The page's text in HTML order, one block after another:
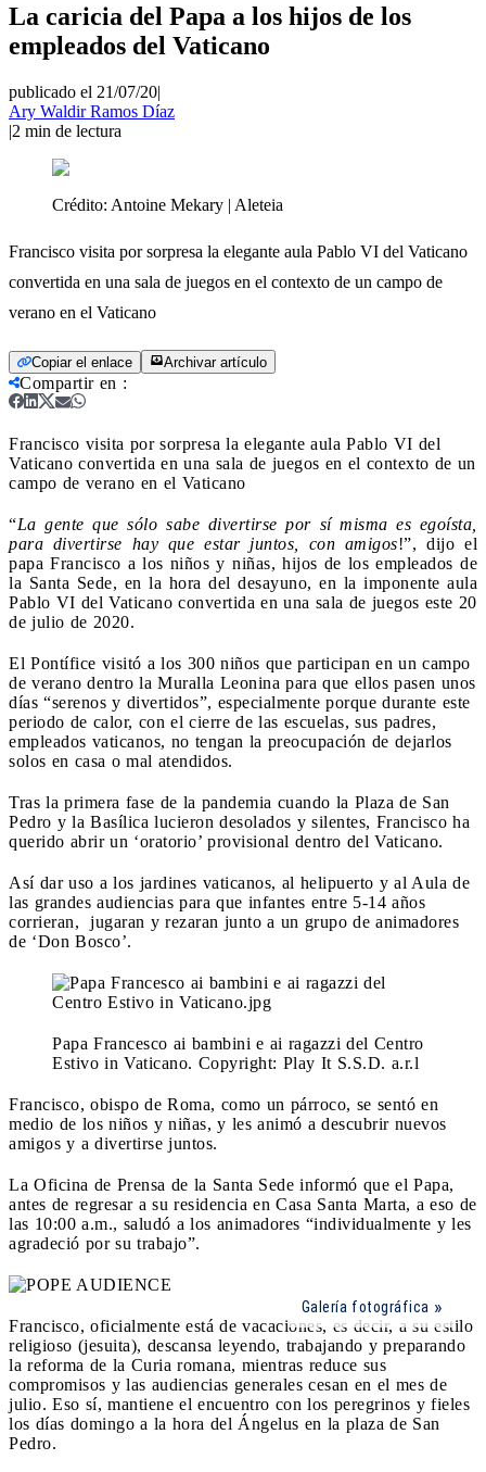
La caricia del Papa a los hijos de los
empleados del Vaticano
publicado el 21/07/20|
Ary Waldir Ramos Díaz
|2 min de lectura
Crédito: Antoine Mekary | Aleteia
Francisco visita por sorpresa la elegante aula Pablo VI del Vaticano
convertida en una sala de juegos en el contexto de un campo de
verano en el Vaticano
Copiar el enlace Archivar artículo
Compartir en :
Francisco visita por sorpresa la elegante aula Pablo VI del
Vaticano convertida en una sala de juegos en el contexto de un
campo de verano en el Vaticano
“La gente que sólo sabe divertirse por sí misma es egoísta,
para divertirse hay que estar juntos, con amigos!”, dijo el
papa Francisco a los niños y niñas, hijos de los empleados de
la Santa Sede, en la hora del desayuno, en la imponente aula
Pablo VI del Vaticano convertida en una sala de juegos este 20
de julio de 2020.
El Pontífice visitó a los 300 niños que participan en un campo
de verano dentro la Muralla Leonina para que ellos pasen unos
días “serenos y divertidos”, especialmente porque durante este
periodo de calor, con el cierre de las escuelas, sus padres,
empleados vaticanos, no tengan la preocupación de dejarlos
solos en casa o mal atendidos.
Tras la primera fase de la pandemia cuando la Plaza de San
Pedro y la Basílica lucieron desolados y silentes, Francisco ha
querido abrir un ‘oratorio’ provisional dentro del Vaticano.
Así dar uso a los jardines vaticanos, al helipuerto y al Aula de
las grandes audiencias para que infantes entre 5-14 años
corrieran, jugaran y rezaran junto a un grupo de animadores
de ‘Don Bosco’.
Papa Francesco ai bambini e ai ragazzi del Centro
Estivo in Vaticano. Copyright: Play It S.S.D. a.r.l
Francisco, obispo de Roma, como un párroco, se sentó en
medio de los niños y niñas, y les animó a descubrir nuevos
amigos y a divertirse juntos.
La Oficina de Prensa de la Santa Sede informó que el Papa,
antes de regresar a su residencia en Casa Santa Marta, a eso de
las 10:00 a.m., saludó a los animadores “individualmente y les
agradeció por su trabajo”.
Galería fotográfica
Francisco, oficialmente está de vacaciones, es decir, a su estilo
religioso (jesuita), descansa leyendo, trabajando y preparando
la reforma de la Curia romana, mientras reduce sus
compromisos y las audiencias generales cesan en el mes de
julio. Eso sí, mantiene el encuentro con los peregrinos y fieles
los días domingo a la hora del Ángelus en la plaza de San
Pedro.